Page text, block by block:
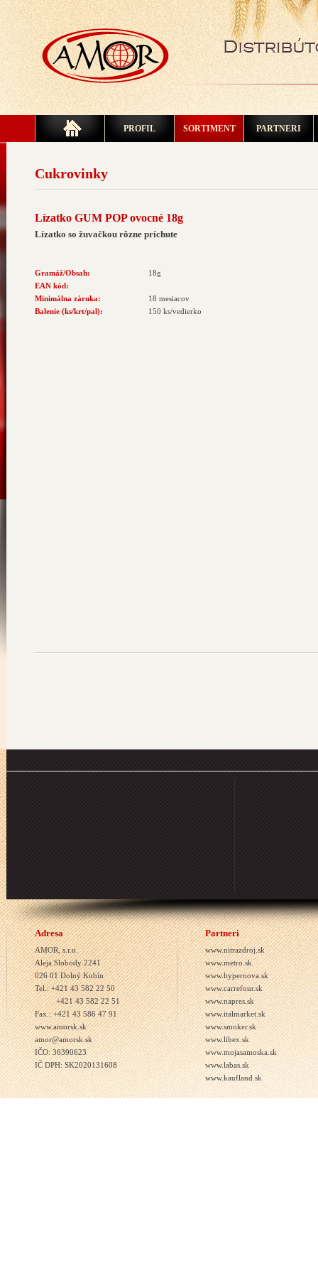
PROFIL SORTIMENT PARTNERI
Cukrovinky
Lízatko GUM POP ovocné 18g
Lízatko so žuvačkou rôzne príchute
Gramáž/Obsah:
18g
EAN kód:
Minimálna záruka:
18 mesiacov
Balenie (ks/krt/pal):
150 ks/vedierko
Adresa
AMOR, s.r.o.
Aleja Slobody 2241
026 01 Dolný Kubín
Tel.: +421 43 582 22 50
+421 43 582 22 51
Fax.: +421 43 586 47 91
www.amorsk.sk
amor@amorsk.sk
IČO: 36390623
IČ DPH: SK2020131608
Partneri
www.nitrazdroj.sk
www.metro.sk
www.hypernova.sk
www.carrefour.sk
www.napres.sk
www.italmarket.sk
www.smoker.sk
www.libex.sk
www.mojasamoska.sk
www.labas.sk
www.kaufland.sk